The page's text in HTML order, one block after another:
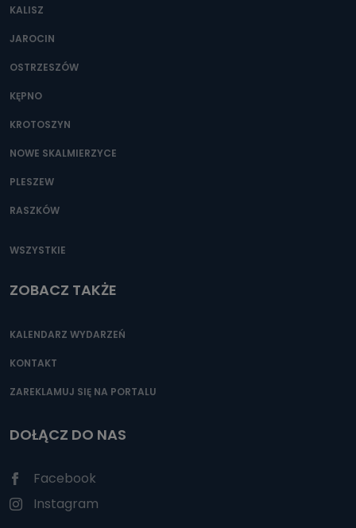
KALISZ
JAROCIN
OSTRZESZÓW
KĘPNO
KROTOSZYN
NOWE SKALMIERZYCE
PLESZEW
RASZKÓW
WSZYSTKIE
ZOBACZ TAKŻE
KALENDARZ WYDARZEŃ
KONTAKT
ZAREKLAMUJ SIĘ NA PORTALU
DOŁĄCZ DO NAS
Facebook
Instagram